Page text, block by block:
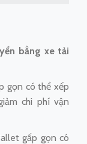
bằng xe tải
gọn có thể xếp
chi phí vận
gấp gọn có